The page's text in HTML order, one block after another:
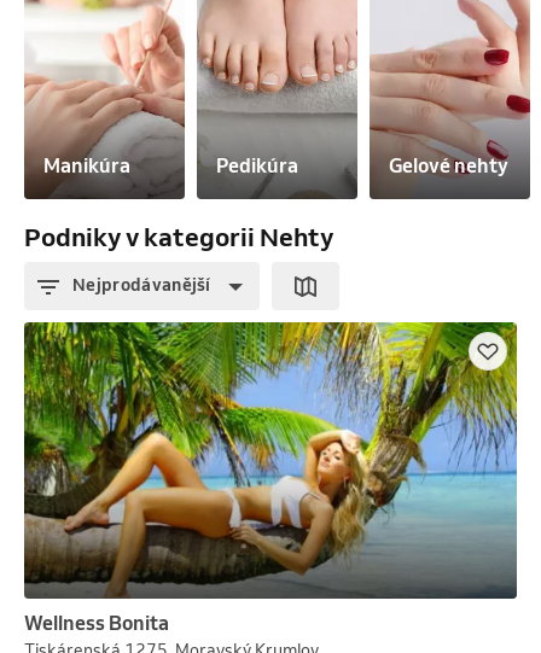
Manikúra Pedikúra Gelové nehty
Podniky v kategorii Nehty
Nejprodávanější
Wellness Bonita